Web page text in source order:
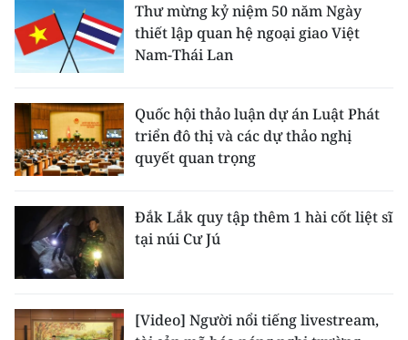
Thư mừng kỷ niệm 50 năm Ngày
thiết lập quan hệ ngoại giao Việt
Nam-Thái Lan
Quốc hội thảo luận dự án Luật Phát
triển đô thị và các dự thảo nghị
quyết quan trọng
Đắk Lắk quy tập thêm 1 hài cốt liệt sĩ
tại núi Cư Jú
[Video] Người nổi tiếng livestream,